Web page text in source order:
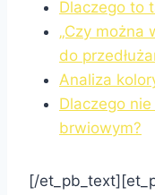
Dlaczego to
„Czy można
do
Analiza
Dlaczego nie
brwiowym?
[/